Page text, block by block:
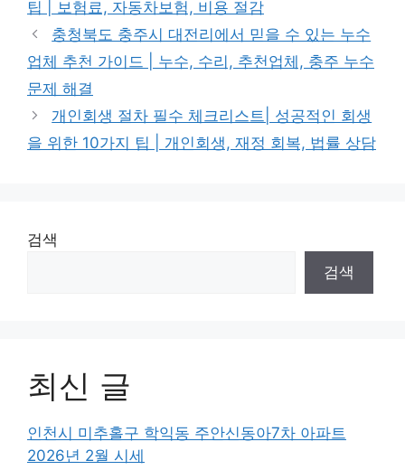
팁 | 보험료, 자동차보험, 비용 절감
충청북도 충주시 대전리에서 믿을 수 있는 누수
업체 추천 가이드 | 누수, 수리, 추천업체, 충주 누수
문제 해결
개인회생 절차 필수 체크리스트| 성공적인 회생
을 위한 10가지 팁 | 개인회생, 재정 회복, 법률 상담
검색
검색
최신 글
인천시 미추홀구 학익동 주안신동아7차 아파트
2026년 2월 시세